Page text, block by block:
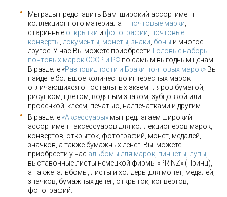
Мы рады представить Вам широкий ассортимент
коллекционного материала – почтовые марки
старинные открытки и фотографии почтовые
конверты документы монеты знаки боны и многое
другое. У нас Вы можете приобрести Годовые наборы
почтовых марок СССР и РФ по самым выгодным ценам!
В разделе «Разновидности и Браки почтовых марок» Вы
найдете большое количество интересных марок
отличающихся от остальных экземпляров бумагой,
рисунком, цветом, водяным знаком, зубцовкой или
просечкой, клеем, печатью, надпечатками и другим.
В разделе «Аксессуары» мы предлагаем широкий
ассортимент аксессуаров для коллекционеров марок,
конвертов, открыток, фотографий, монет, медалей,
значков, а также бумажных денег. Вы можете
приобрести у нас альбомы для марок пинцеты, лупы
выставочные листы немецкой фирмы «PRINZ» (Принц),
а также альбомы, листы и холдеры для монет, медалей,
значков, бумажных денег, открыток, конвертов,
фотографий.